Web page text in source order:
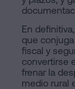
En
que
fiscal y
convertirse
frenar la
medio rural